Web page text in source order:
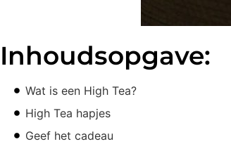
Inhoudsopgave:
Wat is een High Tea?
High Tea hapjes
Geef het cadeau